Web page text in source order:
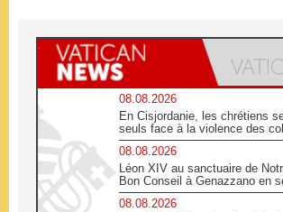
08.08.2026
En Cisjordanie, les chrétiens
seuls face à la violence des
08.08.2026
Léon XIV au sanctuaire de
Bon Conseil à Genazzano en
08.08.2026